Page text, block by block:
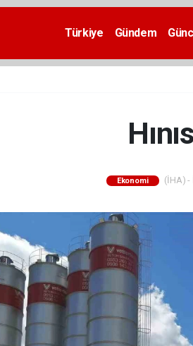
Türkiye Gündem
Ekonomi (İHA) -